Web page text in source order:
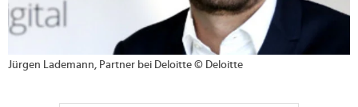
Jürgen Lademann, Partner bei Deloitte © Deloitte